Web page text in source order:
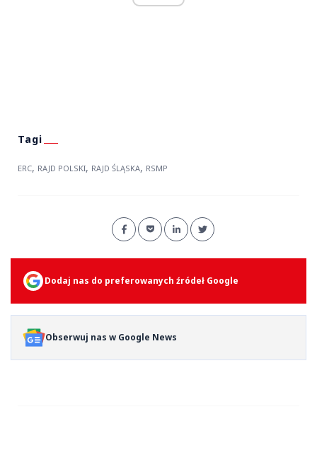
ERC, RAJD POLSKI, RAJD ŚLĄSKA, RSMP
Dodaj nas do preferowanych źródeł Google
Obserwuj nas w Google News